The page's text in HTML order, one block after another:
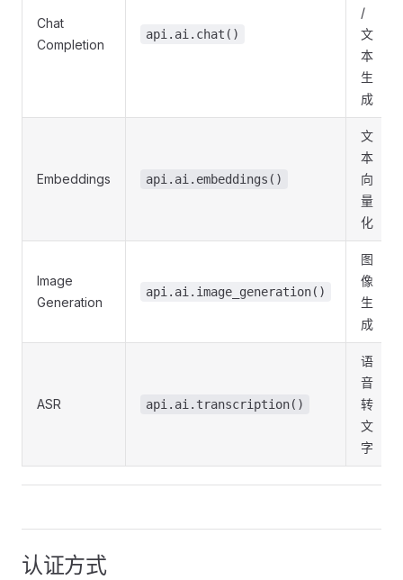
Chat
Completion
api.ai.chat()
/
文
本
生
成
Embeddings api.ai.embeddings()
文
本
向
量
化
Image
Generation
api.ai.image_generation()
图
像
生
成
ASR api.ai.transcription()
语
音
转
文
字
认证方式